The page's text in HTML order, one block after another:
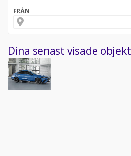
FRÅN
Dina senast visade objekt